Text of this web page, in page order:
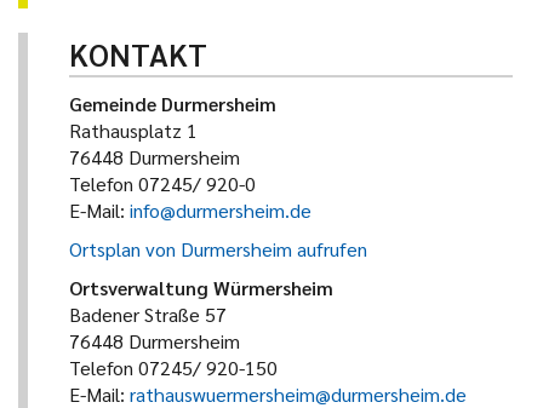
KONTAKT
Gemeinde Durmersheim
Rathausplatz 1
76448 Durmersheim
Telefon 07245/ 920-0
E-Mail: info@durmersheim.de
Ortsplan von Durmersheim aufrufen
Ortsverwaltung Würmersheim
Badener Straße 57
76448 Durmersheim
Telefon 07245/ 920-150
E-Mail: rathauswuermersheim@durmersheim.de